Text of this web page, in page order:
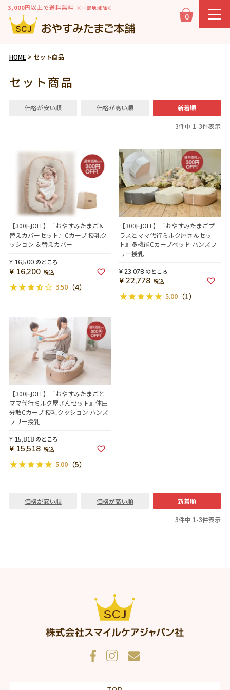
3,000円以上で送料無料 ※一部地域除く
0
HOME セット商品
セット商品
価格が安い順 価格が高い順 新着順
3件中 1-3件表示
【300円OFF】『おやすみたまご＆
替えカバーセット』Cカーブ 授乳ク
ッション ＆替えカバー
¥ 16,500 のところ
¥ 16,200 税込
3.50（4）
【300円OFF】『おやすみたまごプ
ラスとママ代行ミルク屋さんセッ
ト』多機能Cカーブベッド ハンズフ
リー授乳
¥ 23,078 のところ
¥ 22,778 税込
5.00 （1）
【300円OFF】『おやすみたまごと
ママ代行ミルク屋さんセット』体圧
分散Cカーブ 授乳クッション ハンズ
フリー授乳
¥ 15,818 のところ
¥ 15,518 税込
5.00（5）
価格が安い順 価格が高い順 新着順
3件中 1-3件表示